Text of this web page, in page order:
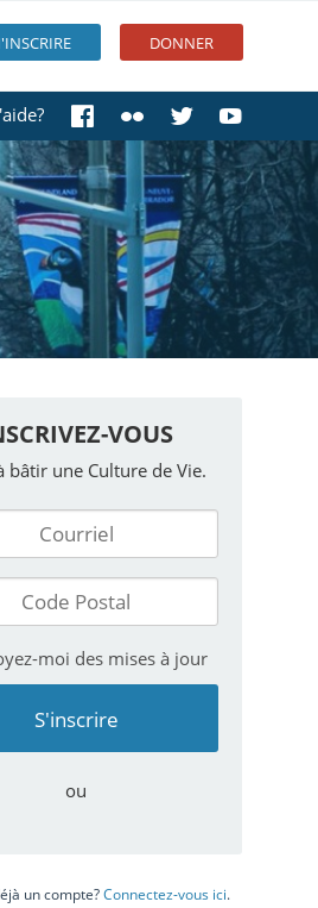
DONNER
VOUS
bâtir une Culture de Vie.
moi des mises à jour
ou
un compte?Connectez-vous ici.